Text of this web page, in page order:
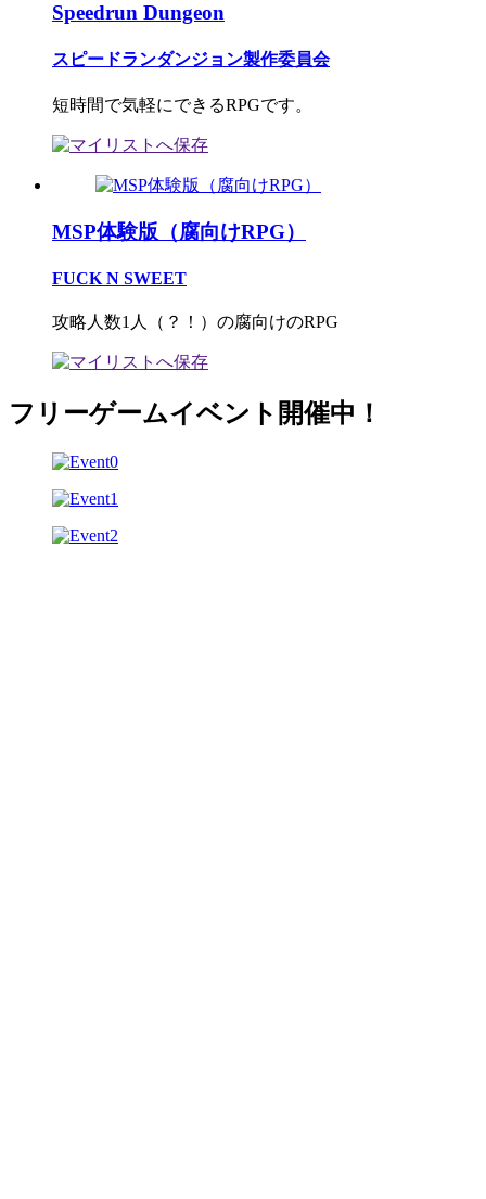
Speedrun Dungeon
スピードランダンジョン製作委員会
短時間で気軽にできるRPGです。
MSP体験版（腐向けRPG）
FUCK N SWEET
攻略人数1人（？！）の腐向けのRPG
フリーゲームイベント開催中！